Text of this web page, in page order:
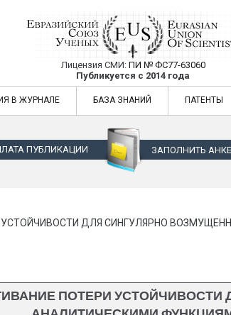
Союз Ученых —
Лицензия СМИ: ПИ № ФС77-63060
Публикуется с 2014 года
Союз Ученых — публикация научных
В ЖУРНАЛЕ БАЗА ЗНАНИЙ ПАТЕНТЫ
ПУБЛИКАЦИИ ЗАПОЛНИТЬ
ДЛЯ СИНГУЛЯРНО
ПОТЕРИ